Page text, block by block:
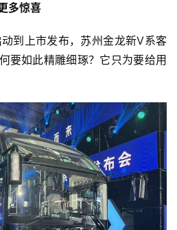
多惊喜
到上市发布，苏州金龙新V系客
要如此精雕细琢？它只为要给用